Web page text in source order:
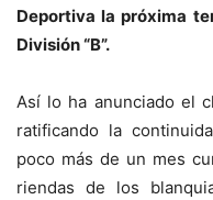
Deportiva la próxima
División “B”.
Así lo ha anunciado el
ratificando la
poco más de un mes
riendas de los